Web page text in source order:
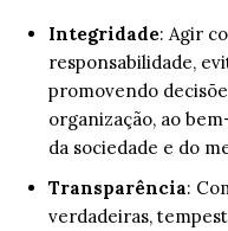
Integridade: Agir
responsabilidade,
promovendo
organização, ao
da sociedade e do
Transparência:
verdadeiras,